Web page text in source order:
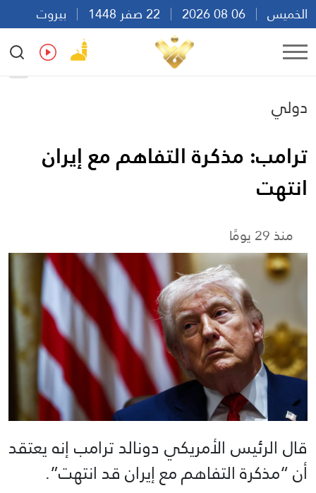
الخميس
بيروت
09:46
Ar
دولي
ترامب: مذكرة التفاهم مع إيران
انتهت
منذ 29 يومًا
قال الرئيس الأمريكي دونالد ترامب إنه يعتقد
أن “مذكرة التفاهم مع إيران قد انتهت”.